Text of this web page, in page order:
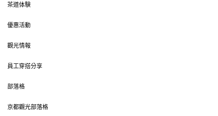
茶道体験
優惠活動
觀光情報
員工穿搭分享
部落格
京都觀光部落格